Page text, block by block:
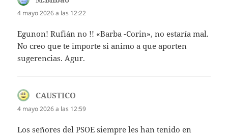
4 mayo 2026 a las 12:22
Egunon! Rufián no !! «Barba -Corin», no estaría mal.
No creo que te importe si animo a que aporten
sugerencias. Agur.
CAUSTICO
4 mayo 2026 a las 12:59
Los señores del PSOE siempre les han tenido en